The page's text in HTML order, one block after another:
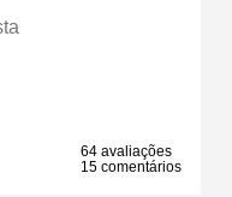
64 avaliações
15 comentários